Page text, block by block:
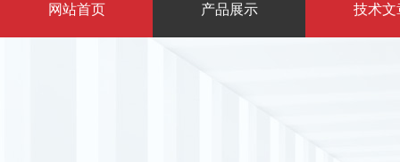
网站首页 产品展示 技术文